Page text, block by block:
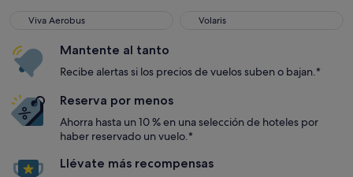
Viva Aerobus
Viva Aerobus Volaris
Volaris
Mantente al tanto
Recibe alertas si los precios de vuelos suben o bajan.*
Reserva por menos
Ahorra hasta un 10 % en una selección de hoteles por
haber reservado un vuelo.*
Llévate más recompensas